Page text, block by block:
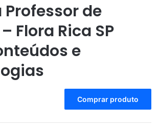
de
Flora Rica SP
e
Comprar produto